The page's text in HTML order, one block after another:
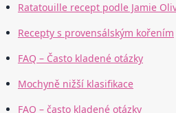
Ratatouille recept podle Jamie
Recepty s provensálským kořením
FAQ – Často kladené otázky
Mochyně nižší klasifikace
FAQ – často kladené otázky